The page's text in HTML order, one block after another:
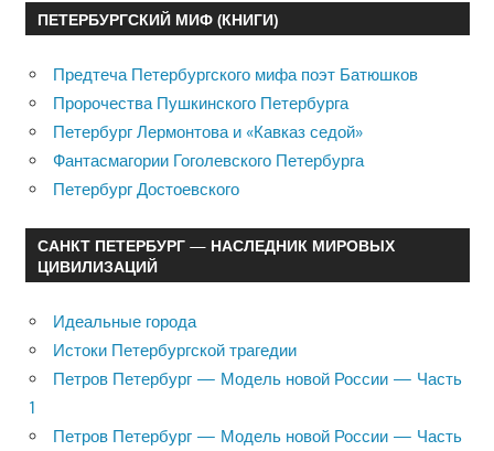
ПЕТЕРБУРГСКИЙ МИФ (КНИГИ)
Предтеча Петербургского мифа поэт Батюшков
Пророчества Пушкинского Петербурга
Петербург Лермонтова и «Кавказ седой»
Фантасмагории Гоголевского Петербурга
Петербург Достоевского
САНКТ ПЕТЕРБУРГ — НАСЛЕДНИК МИРОВЫХ
ЦИВИЛИЗАЦИЙ
Идеальные города
Истоки Петербургской трагедии
Петров Петербург — Модель новой России — Часть
1
Петров Петербург — Модель новой России — Часть